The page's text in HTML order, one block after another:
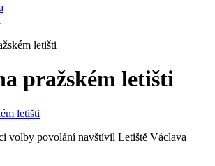
letišti
pražském letišti
volby povolání navštívil Letiště Václava